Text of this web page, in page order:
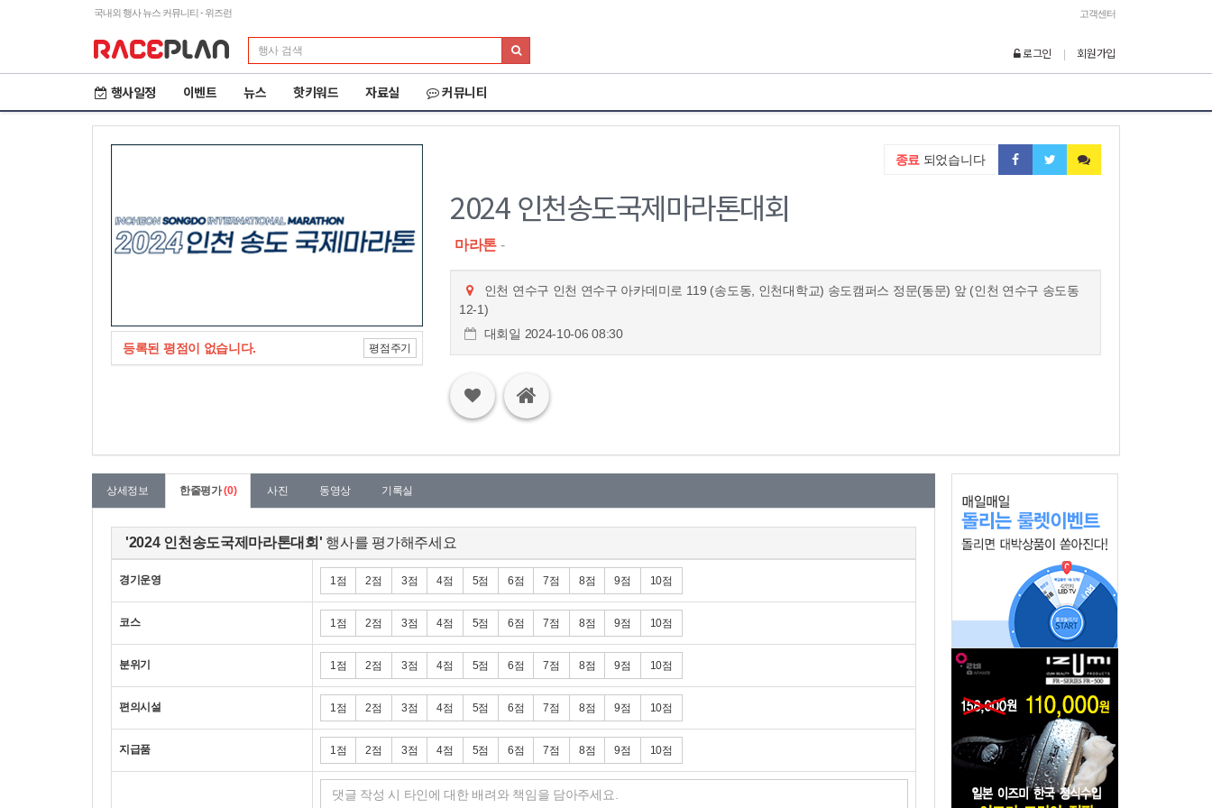
국내외 행사 뉴스 커뮤니티 - 위즈런 고객센터
로그인 회원가입
행사일정 이벤트 뉴스 핫키워드 자료실 커뮤니티
등록된 평점이 없습니다. 평점주기
종료 되었습니다
2024 인천송도국제마라톤대회
마라톤 -
인천 연수구 인천 연수구 아카데미로 119 (송도동, 인천대학교) 송도캠퍼스 정문(동문) 앞 (인천 연수구 송도동
12-1)
대회일 2024-10-06 08:30
상세정보 한줄평가(0) 사진 동영상 기록실
'2024 인천송도국제마라톤대회' 행사를 평가해주세요
경기운영 1점 2점 3점 4점 5점 6점 7점 8점 9점 10점
코스 1점 2점 3점 4점 5점 6점 7점 8점 9점 10점
분위기 1점 2점 3점 4점 5점 6점 7점 8점 9점 10점
편의시설 1점 2점 3점 4점 5점 6점 7점 8점 9점 10점
지급품 1점 2점 3점 4점 5점 6점 7점 8점 9점 10점